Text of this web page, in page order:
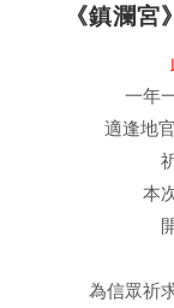
《鎮瀾
一年
適逢地
本
為信眾祈